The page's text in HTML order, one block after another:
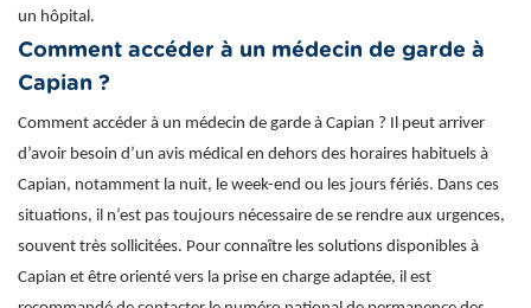
un hôpital.
Comment accéder à un médecin de garde à
Capian ?
Comment accéder à un médecin de garde à Capian ? Il peut arriver
d’avoir besoin d’un avis médical en dehors des horaires habituels à
Capian, notamment la nuit, le week-end ou les jours fériés. Dans ces
situations, il n’est pas toujours nécessaire de se rendre aux urgences,
souvent très sollicitées. Pour connaître les solutions disponibles à
Capian et être orienté vers la prise en charge adaptée, il est